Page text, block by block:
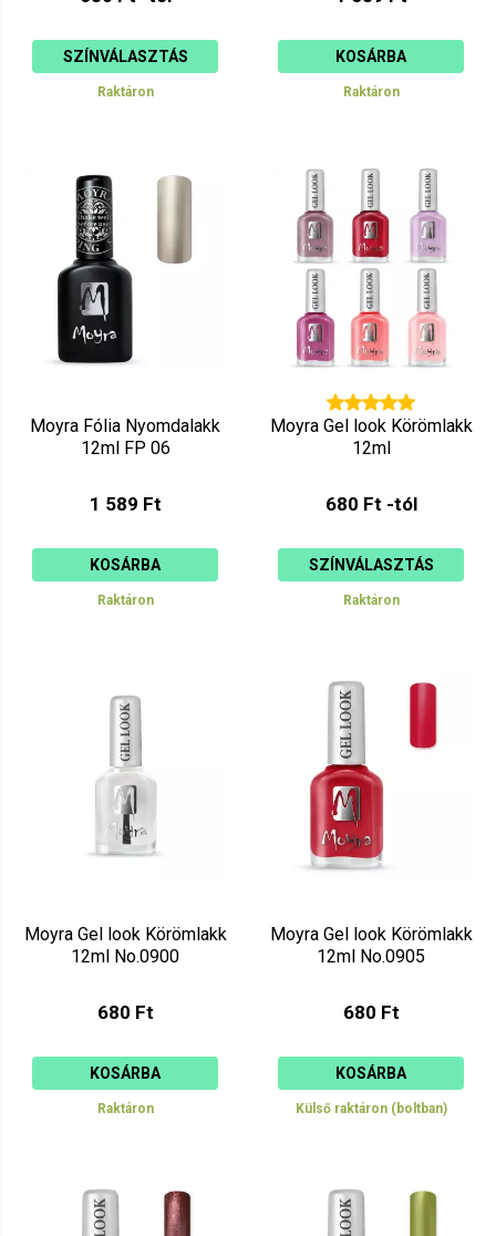
SZÍNVÁLASZTÁS
Raktáron
KOSÁRBA
Raktáron
Moyra Fólia Nyomdalakk
12ml FP 06
1 589 Ft
KOSÁRBA
Raktáron
Moyra Gel look Körömlakk
12ml
680 Ft -tól
SZÍNVÁLASZTÁS
Raktáron
Moyra Gel look Körömlakk
12ml No.0900
680 Ft
KOSÁRBA
Raktáron
Moyra Gel look Körömlakk
12ml No.0905
680 Ft
KOSÁRBA
Külső raktáron (boltban)